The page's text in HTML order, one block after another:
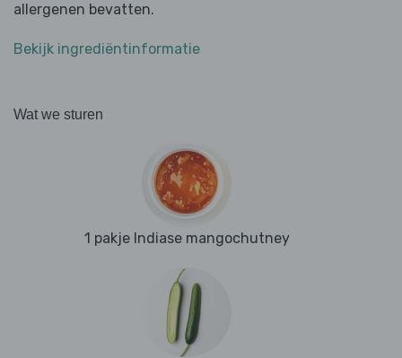
allergenen bevatten.
Bekijk ingrediëntinformatie
Wat we sturen
1 pakje Indiase mangochutney